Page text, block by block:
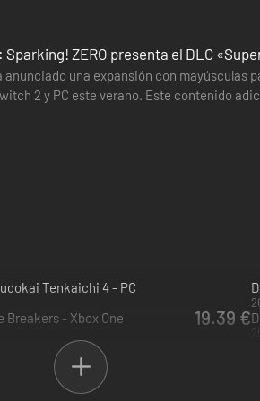
Sparking! ZERO presenta el DLC
anunciado una expansión con mayúsculas
2 y PC este verano. Este contenido
más de 20 opciones de
Tenkaichi 4 - PC
Breakers - Xbox One
19.39 €